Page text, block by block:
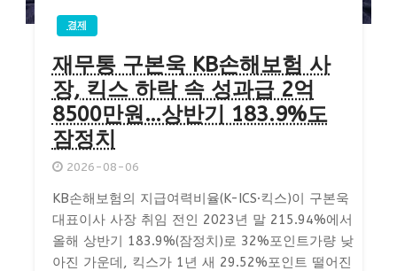
경제
재무통 구본욱 KB손해보험 사
장, 킥스 하락 속 성과급 2억
8500만원…상반기 183.9%도
잠정치
2026-08-06
KB손해보험의 지급여력비율(K-ICS·킥스)이 구본욱
대표이사 사장 취임 전인 2023년 말 215.94%에서
올해 상반기 183.9%(잠정치)로 32%포인트가량 낮
아진 가운데, 킥스가 1년 새 29.52%포인트 떨어진